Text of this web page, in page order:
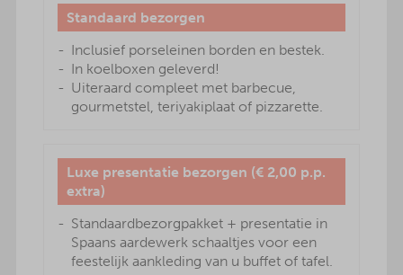
Standaard bezorgen
Inclusief porseleinen borden en bestek.
In koelboxen geleverd!
Uiteraard compleet met barbecue,
gourmetstel, teriyakiplaat of pizzarette.
Luxe presentatie bezorgen (€ 2,00 p.p.
extra)
Standaardbezorgpakket + presentatie in
Spaans aardewerk schaaltjes voor een
feestelijk aankleding van u buffet of tafel.